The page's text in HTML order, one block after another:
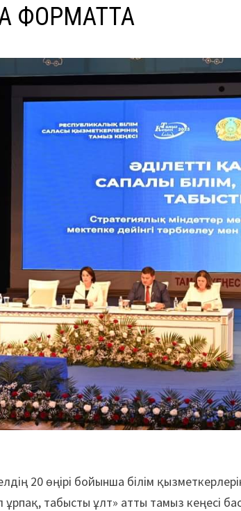
ФОРМАТТА
20 өңірі бойынша білім
ұрпақ, табысты ұлт» атты тамыз кеңесі